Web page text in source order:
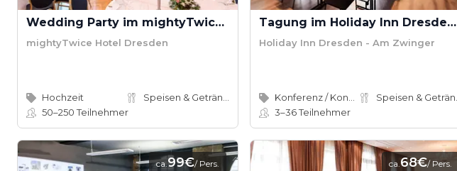
Wedding Party im mightyTwice Hotel Dresden
mightyTwice Hotel Dresden
Hochzeit
50–250Teilnehmer
Tagung im Holiday Inn Dresden - Am Zwinger
Holiday Inn Dresden - Am Zwinger
3–36Teilnehmer
ca.99€/ Pers. ca.68€/ Pers.